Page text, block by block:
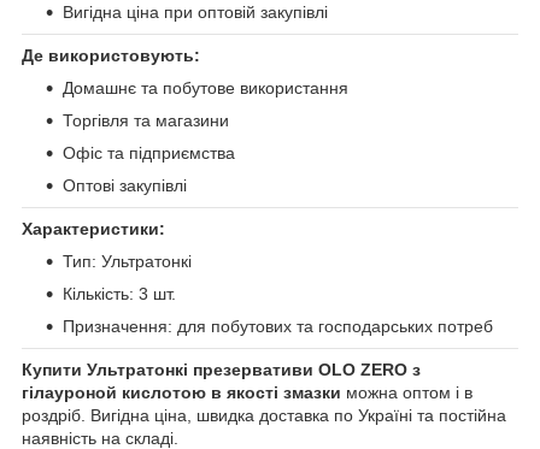
Вигідна ціна при оптовій закупівлі
Де використовують:
Домашнє та побутове використання
Торгівля та магазини
Офіс та підприємства
Оптові закупівлі
Характеристики:
Тип: Ультратонкі
Кількість: 3 шт.
Призначення: для побутових та господарських потреб
Купити Ультратонкі презервативи OLO ZERO з
гілауроной кислотою в якості змазки можна оптом і в
роздріб. Вигідна ціна, швидка доставка по Україні та постійна
наявність на складі.